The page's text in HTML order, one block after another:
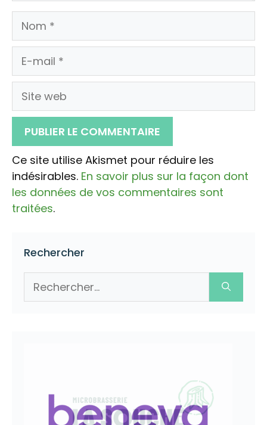
Nom
E-
mail
Site
web
Ce site utilise Akismet pour réduire les
indésirables. En savoir plus sur la façon dont
les données de vos commentaires sont
traitées.
Rechercher